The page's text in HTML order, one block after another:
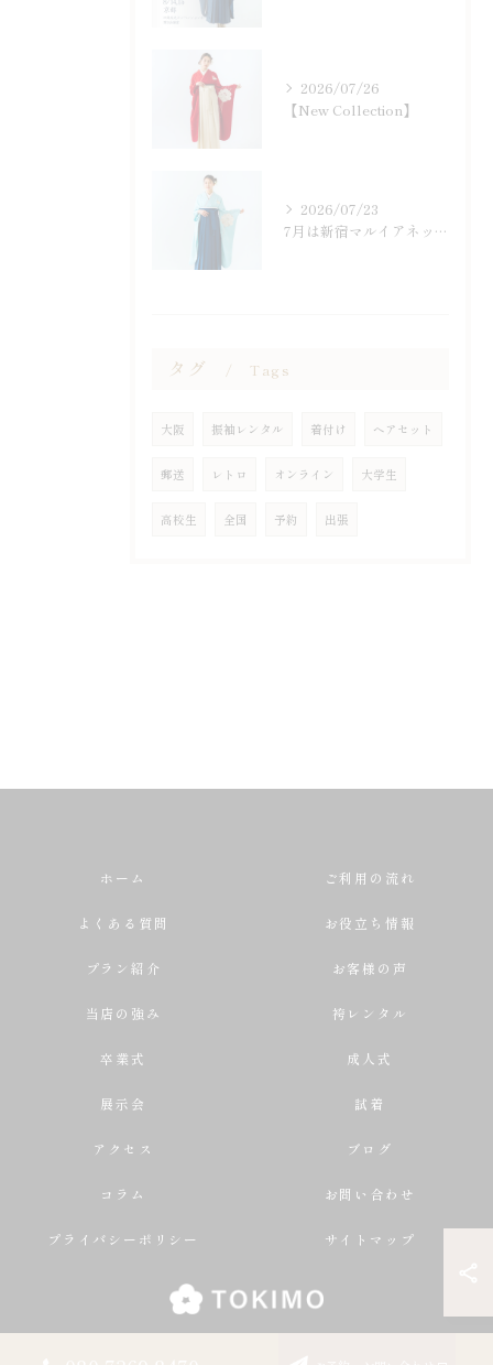
2026/07/26
【New Collection】
2026/07/23
7月は新宿マルイアネックスにて
タグ Tags
大阪 振袖レンタル 着付け ヘアセット
郵送 レトロ オンライン 大学生
高校生 全国 予約 出張
ホーム ご利用の流れ
よくある質問 お役立ち情報
プラン紹介 お客様の声
当店の強み 袴レンタル
卒業式 成人式
展示会 試着
アクセス ブログ
コラム お問い合わせ
プライバシーポリシー サイトマップ